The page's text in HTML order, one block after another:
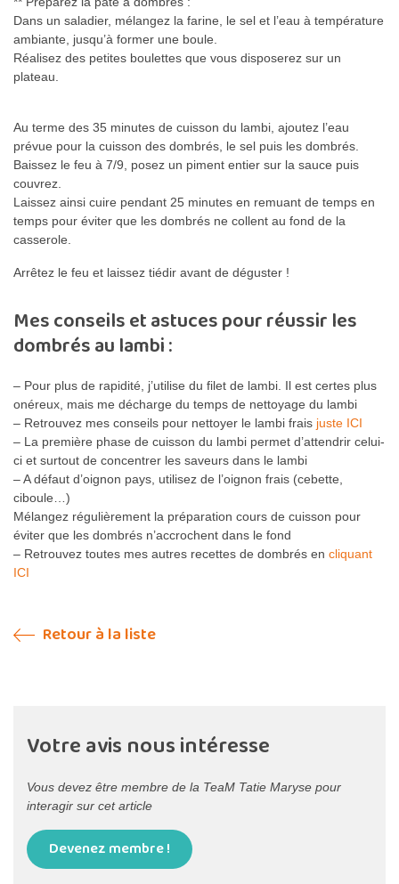
Dans un saladier, mélangez la farine, le sel et l’eau à température
ambiante, jusqu’à former une boule.
Réalisez des petites boulettes que vous disposerez sur un
plateau.
Au terme des 35 minutes de cuisson du lambi, ajoutez l’eau
prévue pour la cuisson des dombrés, le sel puis les dombrés.
Baissez le feu à 7/9, posez un piment entier sur la sauce puis
couvrez.
Laissez ainsi cuire pendant 25 minutes en remuant de temps en
temps pour éviter que les dombrés ne collent au fond de la
casserole.
Arrêtez le feu et laissez tiédir avant de déguster !
Mes conseils et astuces pour réussir les
dombrés au lambi :
– Pour plus de rapidité, j’utilise du filet de lambi. Il est certes plus
onéreux, mais me décharge du temps de nettoyage du lambi
– Retrouvez mes conseils pour nettoyer le lambi frais juste ICI
– La première phase de cuisson du lambi permet d’attendrir celui-
ci et surtout de concentrer les saveurs dans le lambi
– A défaut d’oignon pays, utilisez de l’oignon frais (cebette,
ciboule…)
Mélangez régulièrement la préparation cours de cuisson pour
éviter que les dombrés n’accrochent dans le fond
– Retrouvez toutes mes autres recettes de dombrés en cliquant
ICI
Retour à la liste
Votre avis nous intéresse
Vous devez être membre de la TeaM Tatie Maryse pour
interagir sur cet article
Devenez membre !